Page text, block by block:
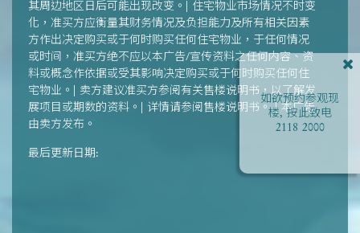
如欲预约参观现
楼, 按此致电
2118 2000
其周边地区日后可能出现改变。| 住宅物业市场情况不时变
化，准买方应衡量其财务情况及负担能力及所有相关因素
方作出决定购买或于何时购买任何住宅物业，于任何情况
或时间，准买方绝不应以本广告/宣传资料之任何内容、资
料或概念作依据或受其影响决定购买或于何时购买任何住
宅物业。| 卖方建议准买方参阅有关售楼说明书，以了解发
展项目或期数的资料。| 详情请参阅售楼说明书。 | 本广告
由卖方发布。
最后更新日期: